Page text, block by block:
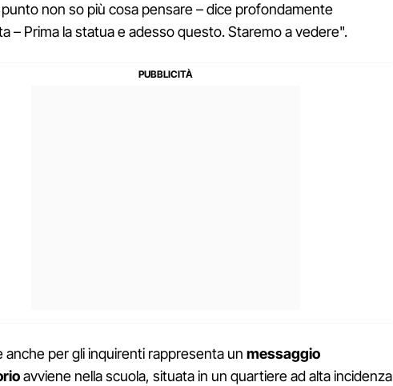
non so più cosa pensare – dice profondamente
– Prima la statua e adesso questo. Staremo a vedere".
anche per gli inquirenti rappresenta un messaggio
avviene nella scuola, situata in un quartiere ad alta incidenza